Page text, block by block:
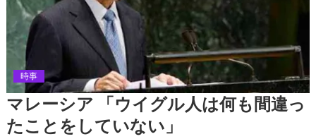
時事
マレーシア 「ウイグル人は何も間違っ
たことをしていない」